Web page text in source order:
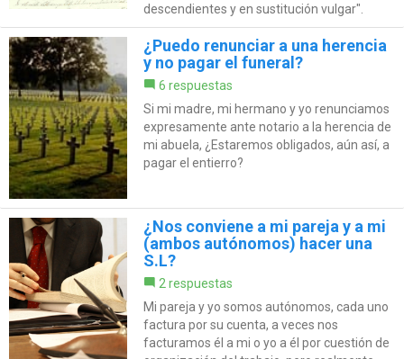
descendientes y en sustitución vulgar".
¿Puedo renunciar a una herencia
y no pagar el funeral?
6 respuestas
Si mi madre, mi hermano y yo renunciamos
expresamente ante notario a la herencia de
mi abuela, ¿Estaremos obligados, aún así, a
pagar el entierro?
¿Nos conviene a mi pareja y a mi
(ambos autónomos) hacer una
S.L?
2 respuestas
Mi pareja y yo somos autónomos, cada uno
factura por su cuenta, a veces nos
facturamos él a mi o yo a él por cuestión de